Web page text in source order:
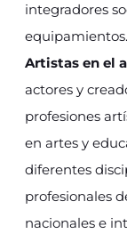
integradores
Artistas en el
actores y
profesiones
en artes y
diferentes
profesionales
nacionales e